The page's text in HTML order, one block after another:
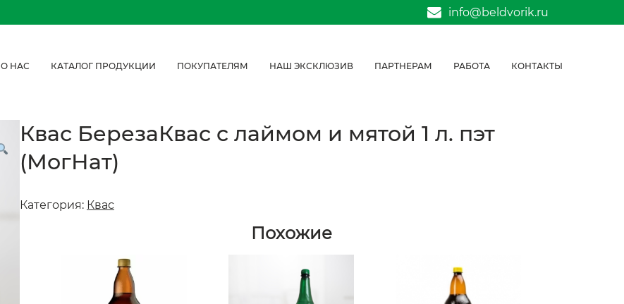
info@beldvorik.ru
О НАС КАТАЛОГ ПРОДУКЦИИ ПОКУПАТЕЛЯМ НАШ ЭКСКЛЮЗИВ ПАРТНЕРАМ РАБОТА КОНТАКТЫ
Квас БерезаКвас с лаймом и мятой 1 л. пэт
(МогНат)
Категория: Квас
Похожие